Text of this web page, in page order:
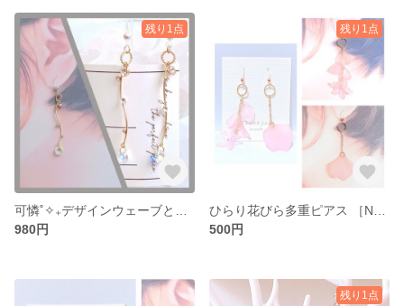
残り1点
980円
残り1点
500円
残り1点